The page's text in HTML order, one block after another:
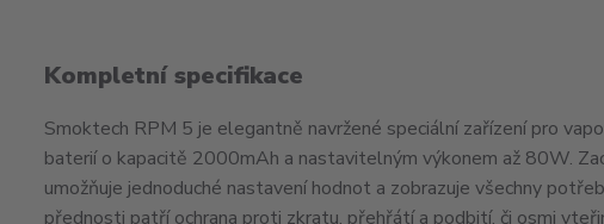
Kompletní specifikace
Smoktech RPM 5 je elegantně navržené speciální zařízení pro
baterií o kapacitě 2000mAh a nastavitelným výkonem až 80W.
umožňuje jednoduché nastavení hodnot a zobrazuje všechny
přednosti patří ochrana proti zkratu, přehřátí a podbití, či osmi